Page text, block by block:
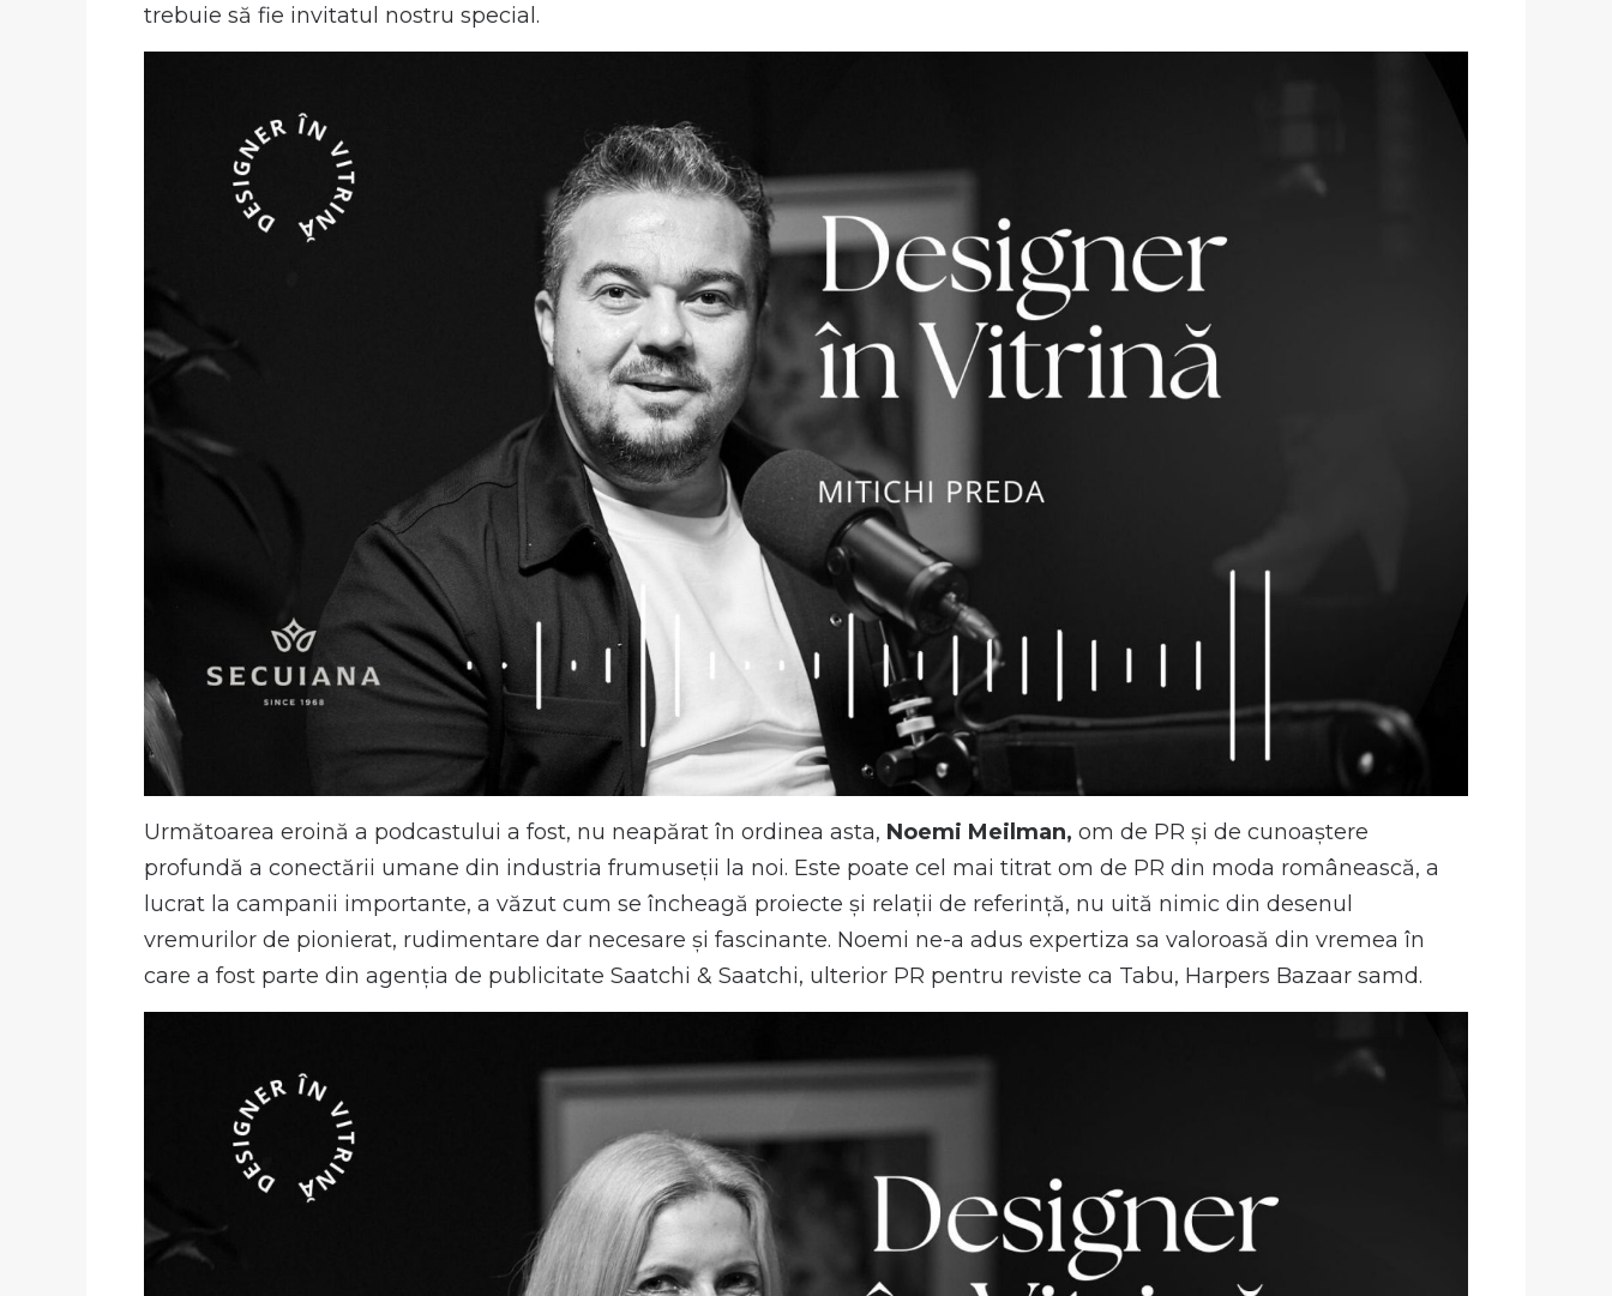
trebuie să fie invitatul nostru special.
Următoarea eroină a podcastului a fost, nu neapărat în ordinea asta, Noemi Meilman, om de PR și de cunoaștere
profundă a conectării umane din industria frumuseții la noi. Este poate cel mai titrat om de PR din moda românească, a
lucrat la campanii importante, a văzut cum se încheagă proiecte și relații de referință, nu uită nimic din desenul
vremurilor de pionierat, rudimentare dar necesare și fascinante. Noemi ne-a adus expertiza sa valoroasă din vremea în
care a fost parte din agenția de publicitate Saatchi & Saatchi, ulterior PR pentru reviste ca Tabu, Harpers Bazaar samd.